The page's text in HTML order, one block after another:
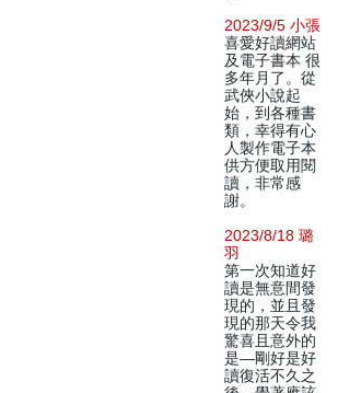
2023/9/5 小張
喜愛好讀網站
及電子書本 很
多年月了。從
武俠小說起
始，到各種書
類，幸得有心
人製作電子本
供方便取用閱
讀，非常感
謝。
2023/8/18 璐
羽
第一次知道好
讀是無意間發
現的，並且發
現的那天令我
驚喜且意外的
是—剛好是好
讀復活不久之